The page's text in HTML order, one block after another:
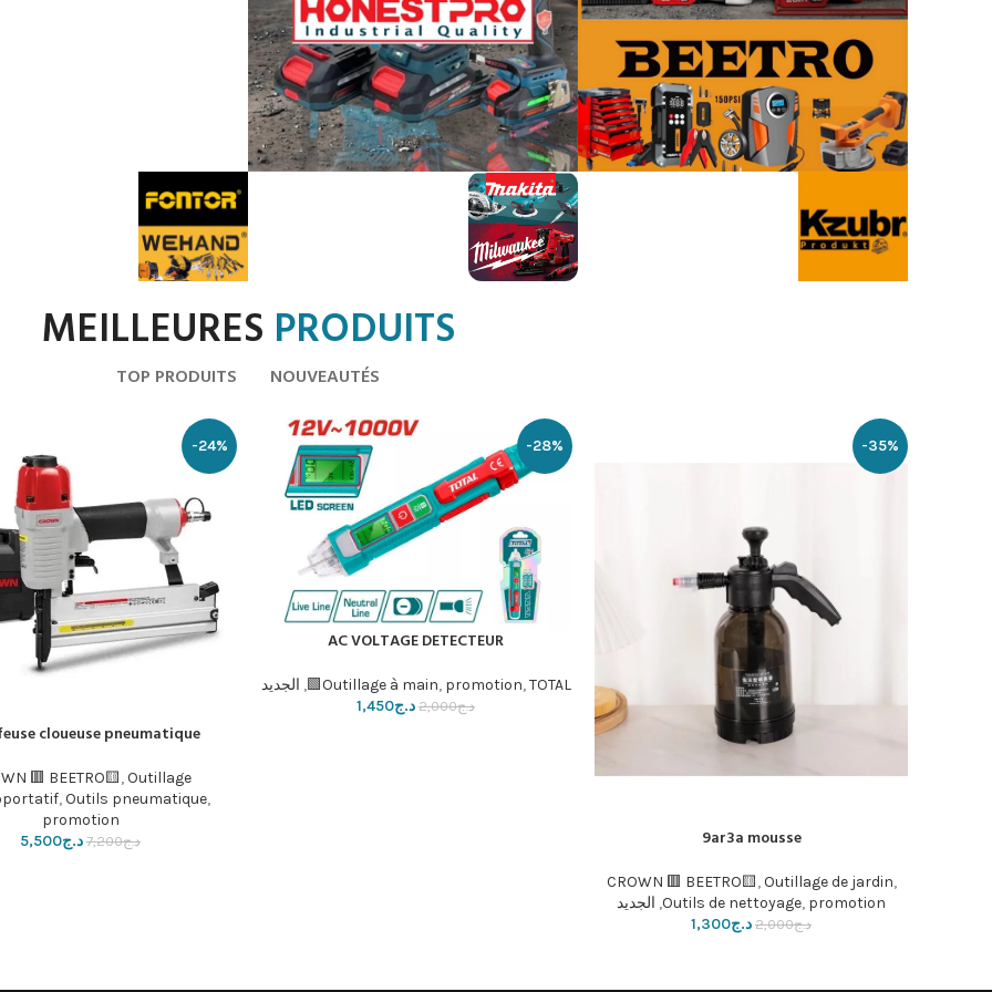
MEILLEURES PRODUITS
NOUVEAUTÉS
TOP PRODUITS
-35%
9ar3a mousse
CROWN 🟥 BEETRO🟨,Outillage de jardin,
Outils de nettoyage, promotion
, الجديد
د.ج2,000 د.ج1,300
-28%
إضافة إلى السلةAC VOLTAGE DETECTEUR
Outillage à main, promotion,TOTAL🟩
, الجديد
د.ج2,000 د.ج1,450
-24%
إضافة إلى السلة
cloueuse pneumatique
🟥 BEETRO🟨,Outillage
,Outils pneumatique,
promotion
د.ج7,200 د.ج5,500